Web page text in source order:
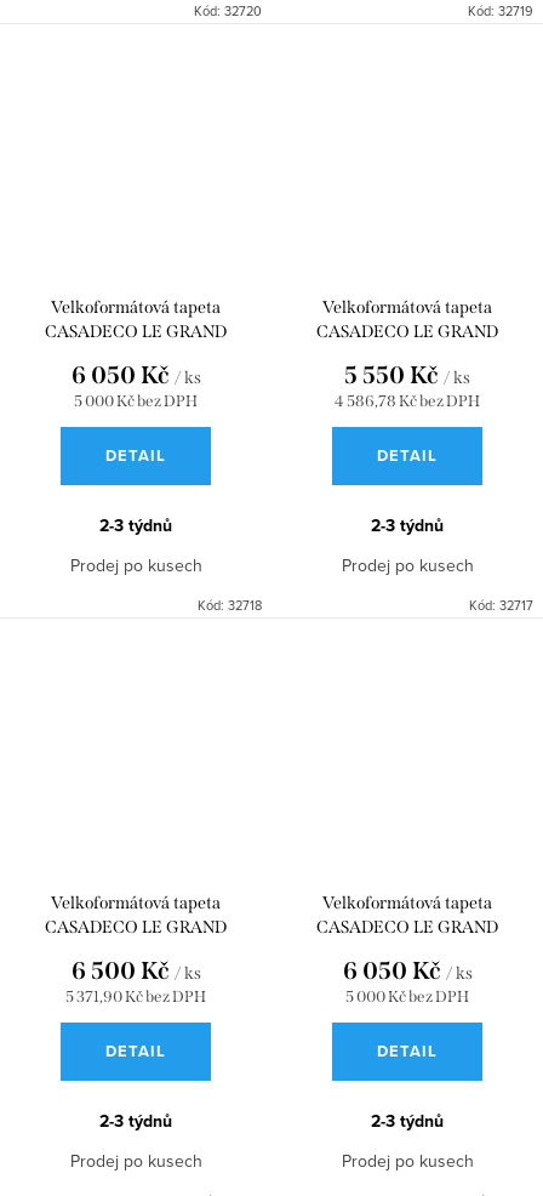
Kód: 32720 Kód: 32719
Velkoformátová tapeta
CASADECO LE GRAND
280 WDWD200206723
5 000 Kč bez DPH
6 050 Kč / ks
DETAIL
2-3 týdnů
Prodej po kusech
Kód: 32718
Velkoformátová tapeta
CASADECO LE GRAND
250 WDWD200206722
4 586,78 Kč bez DPH
5 550 Kč / ks
DETAIL
2-3 týdnů
Prodej po kusech
Kód: 32717
Velkoformátová tapeta
CASADECO LE GRAND
WDWD200206424
5 371,90 Kč bez DPH
6 500 Kč / ks
DETAIL
2-3 týdnů
Prodej po kusech
Velkoformátová tapeta
CASADECO LE GRAND
280 WDWD200206423
5 000 Kč bez DPH
6 050 Kč / ks
DETAIL
2-3 týdnů
Prodej po kusech